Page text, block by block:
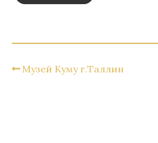
Музей Куму г.Таллин